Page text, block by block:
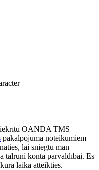
OANDA TMS
pakalpojuma noteikumiem
lai sniegtu man
tālruni konta pārvaldībai. Es
laikā atteikties.